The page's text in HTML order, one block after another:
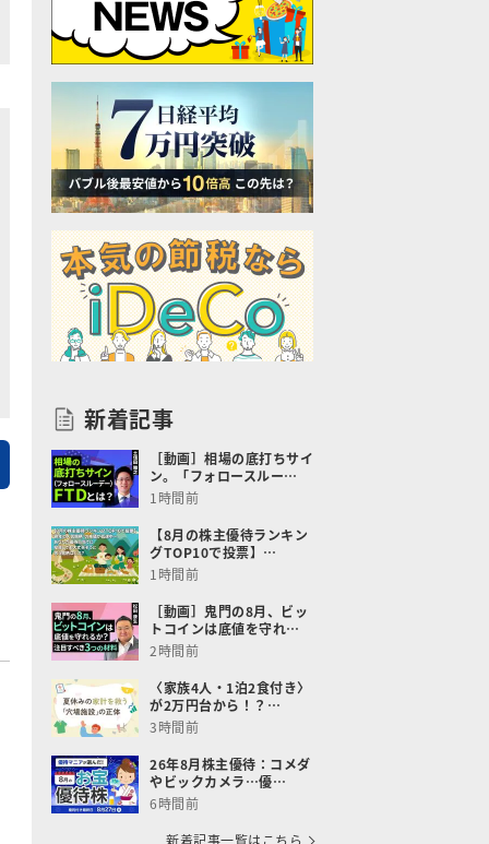
新着記事
［動画］相場の底打ちサイ
ン。「フォロースルー…
1時間前
【8月の株主優待ランキン
グTOP10で投票】…
1時間前
［動画］鬼門の8月、ビッ
トコインは底値を守れ…
2時間前
〈家族4人・1泊2食付き〉
が2万円台から！？…
3時間前
26年8月株主優待：コメダ
やビックカメラ…優…
6時間前
新着記事一覧はこちら